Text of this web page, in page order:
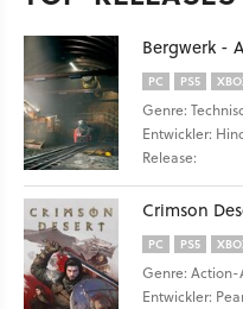
Bergwerk -
PC PS5
Genre:
Entwickler:
Release:
Crimson
PC PS5
Genre:
Entwickler: